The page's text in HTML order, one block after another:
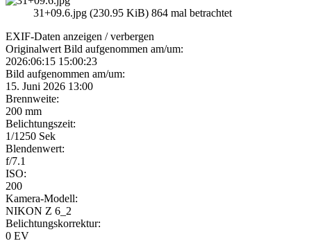
31+09.6.jpg (230.95 KiB) 864 mal betrachtet
EXIF-Daten anzeigen / verbergen
Originalwert Bild aufgenommen am/um:
2026:06:15 15:00:23
Bild aufgenommen am/um:
15. Juni 2026 13:00
Brennweite:
200 mm
Belichtungszeit:
1/1250 Sek
Blendenwert:
f/7.1
ISO:
200
Kamera-Modell:
NIKON Z 6_2
Belichtungskorrektur:
0 EV